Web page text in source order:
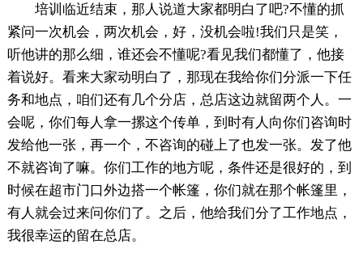
培训临近结束，那人说道大家都明白了吧?不懂的抓
紧问一次机会，两次机会，好，没机会啦!我们只是笑，
听他讲的那么细，谁还会不懂呢?看见我们都懂了，他接
着说好。看来大家动明白了，那现在我给你们分派一下任
务和地点，咱们还有几个分店，总店这边就留两个人。一
会呢，你们每人拿一摞这个传单，到时有人向你们咨询时
发给他一张，再一个，不咨询的碰上了也发一张。发了他
不就咨询了嘛。你们工作的地方呢，条件还是很好的，到
时候在超市门口外边搭一个帐篷，你们就在那个帐篷里，
有人就会过来问你们了。之后，他给我们分了工作地点，
我很幸运的留在总店。